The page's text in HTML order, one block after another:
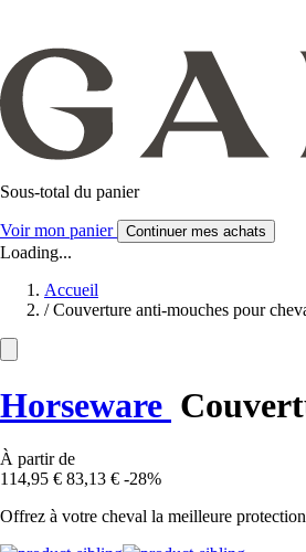
Sous-total du panier
Voir mon panier Continuer mes achats
Loading...
Accueil
/ Couverture anti-mouches pour
Horseware
À partir de
114,95 € 83,13 € -28%
Offrez à votre cheval la meilleure